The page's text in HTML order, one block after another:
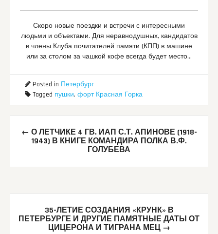
Скоро новые поездки и встречи с интересными
людьми и объектами. Для неравнодушных, кандидатов
в члены Клуба почитателей памяти (КПП) в машине
или за столом за чашкой кофе всегда будет место…
Posted in Петербург
Tagged пушки, форт Красная Горка
Post
navigation
← О ЛЕТЧИКЕ 4 ГВ. ИАП С.Т. АПИНОВЕ (1918-
1943) В КНИГЕ КОМАНДИРА ПОЛКА В.Ф.
ГОЛУБЕВА
35-ЛЕТИЕ СОЗДАНИЯ «КРУНК» В
ПЕТЕРБУРГЕ И ДРУГИЕ ПАМЯТНЫЕ ДАТЫ ОТ
ЦИЦЕРОНА И ТИГРАНА МЕЦ →